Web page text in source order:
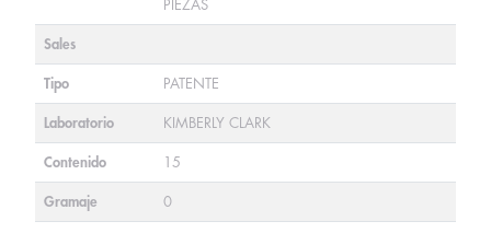
PIEZAS
Sales
Tipo PATENTE
Laboratorio KIMBERLY CLARK
Contenido 15
Gramaje 0